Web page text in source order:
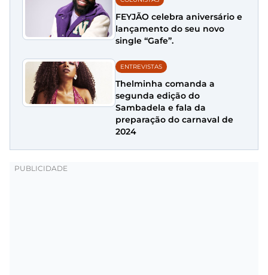
FEYJÃO celebra aniversário e
lançamento do seu novo
single “Gafe”.
ENTREVISTAS
Thelminha comanda a
segunda edição do
Sambadela e fala da
preparação do carnaval de
2024